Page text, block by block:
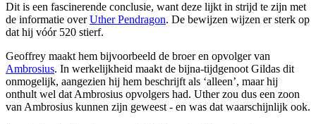
Dit is een fascinerende conclusie, want deze lijkt in strijd te zijn met
de informatie overUther Pendragon. De bewijzen wijzen er sterk op
dat hij vóór 520 stierf.
Geoffrey maakt hem bijvoorbeeld de broer en opvolger van
Ambrosius. In werkelijkheid maakt de bijna-tijdgenoot Gildas dit
onmogelijk, aangezien hij hem beschrijft als ‘alleen’, maar hij
onthult wel dat Ambrosius opvolgers had. Uther zou dus een zoon
van Ambrosius kunnen zijn geweest - en was dat waarschijnlijk ook.